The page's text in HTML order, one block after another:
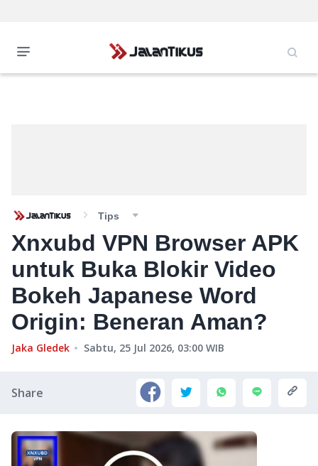
Tips
Xnxubd VPN Browser APK
untuk Buka Blokir Video
Bokeh Japanese Word
Origin: Beneran Aman?
Jaka Gledek Sabtu, 25 Jul 2026, 03:00 WIB
Share